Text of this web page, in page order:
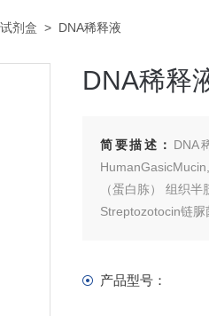
剂盒 > DNA稀释液
DNA稀释
简要描述： DNA
（蛋白胨） 组织
Streptozotocin链
产品型号：